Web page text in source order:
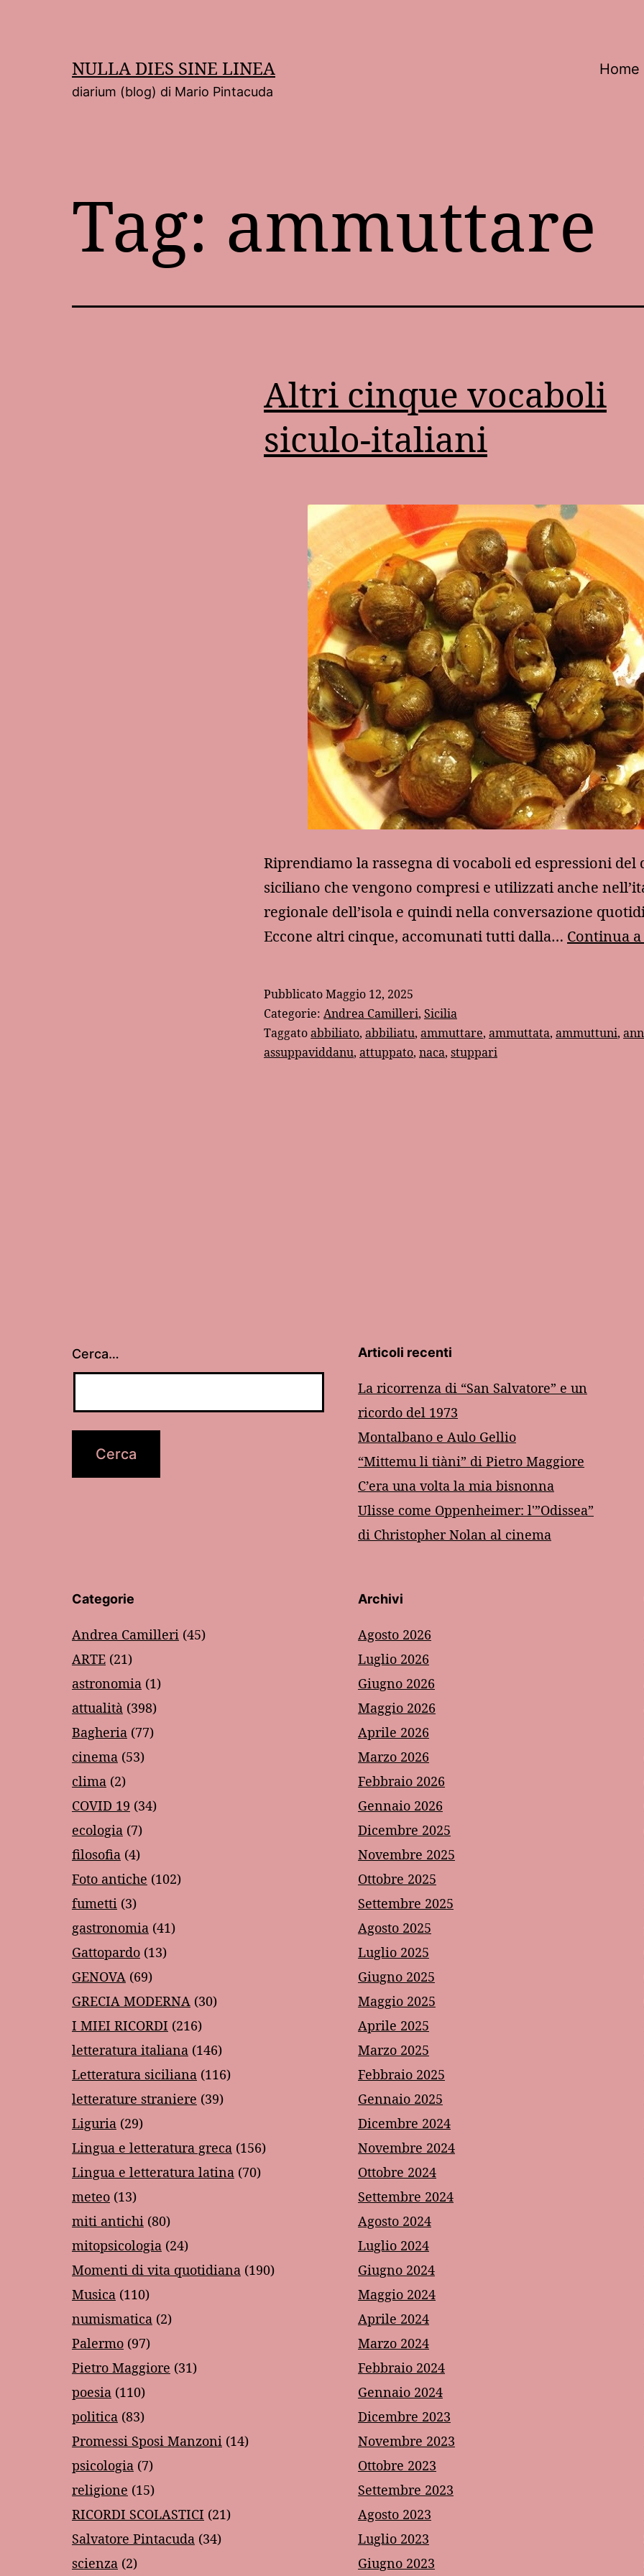
NULLA DIES SINE LINEA
diarium (blog) di Mario Pintacuda
Home
Tag: ammuttare
Altri cinque vocaboli
siculo-italiani
Riprendiamo la rassegna di vocaboli ed espressioni del
siciliano che vengono compresi e utilizzati anche
regionale dell’isola e quindi nella conversazione
Eccone altri cinque, accomunati tutti dalla… Continua
PubblicatoMaggio 12, 2025
Categorie: Andrea Camilleri, Sicilia
Taggatoabbiliato, abbiliatu, ammuttare, ammuttata, ammuttuni,
assuppaviddanu, attuppato, naca, stuppari
Cerca… Articoli recenti
La ricorrenza di “San Salvatore” e un
ricordo del 1973
Montalbano e Aulo Gellio
“Mittemu li tiàni” di Pietro Maggiore
C’era una volta la mia bisnonna
Ulisse come Oppenheimer: l'”Odissea”
di Christopher Nolan al cinema
Categorie
Andrea Camilleri (45)
ARTE (21)
astronomia (1)
attualità (398)
Bagheria (77)
cinema (53)
clima (2)
COVID 19 (34)
ecologia (7)
filosofia (4)
Foto antiche (102)
fumetti (3)
gastronomia (41)
Gattopardo (13)
GENOVA (69)
GRECIA MODERNA (30)
I MIEI RICORDI (216)
letteratura italiana (146)
Letteratura siciliana (116)
letterature straniere (39)
Liguria (29)
Lingua e letteratura greca (156)
Lingua e letteratura latina (70)
meteo (13)
miti antichi (80)
mitopsicologia (24)
Momenti di vita quotidiana (190)
Musica (110)
numismatica (2)
Palermo (97)
Pietro Maggiore (31)
poesia (110)
politica (83)
Promessi Sposi Manzoni (14)
psicologia (7)
religione (15)
RICORDI SCOLASTICI (21)
Salvatore Pintacuda (34)
scienza (2)
Archivi
Agosto 2026
Luglio 2026
Giugno 2026
Maggio 2026
Aprile 2026
Marzo 2026
Febbraio 2026
Gennaio 2026
Dicembre 2025
Novembre 2025
Ottobre 2025
Settembre 2025
Agosto 2025
Luglio 2025
Giugno 2025
Maggio 2025
Aprile 2025
Marzo 2025
Febbraio 2025
Gennaio 2025
Dicembre 2024
Novembre 2024
Ottobre 2024
Settembre 2024
Agosto 2024
Luglio 2024
Giugno 2024
Maggio 2024
Aprile 2024
Marzo 2024
Febbraio 2024
Gennaio 2024
Dicembre 2023
Novembre 2023
Ottobre 2023
Settembre 2023
Agosto 2023
Luglio 2023
Giugno 2023